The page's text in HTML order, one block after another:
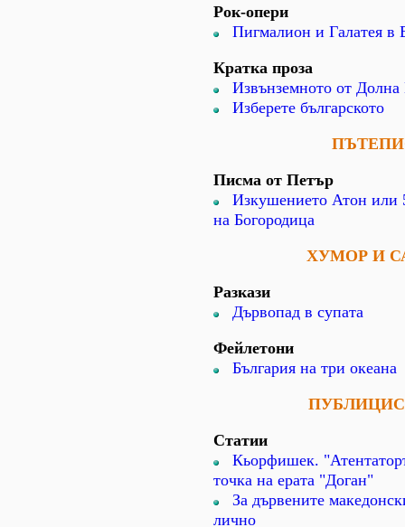
Рок-опери
Пигмалион и Галатея в
Кратка проза
Извънземното от
Изберете българското
Писма от Петър
Изкушението Атон или
на Богородица
ХУМОР И
Разкази
Дървопад в супата
Фейлетони
България на три океана
Статии
Кьорфишек.
точка на ерата "Доган"
За дървените
лично